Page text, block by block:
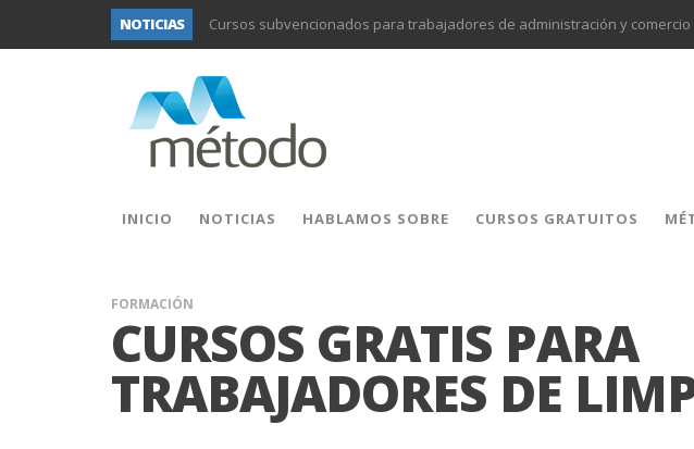
NOTICIAS
PROYECTO DITRAMA- TERCERA REUNIÓN DE PROYECTO.
Formación subvencionada para trabajadores del sector alimentación y
Formación subvencionada para trabajadores y autónomos del sector
Formación subvencionada para diferentes sectores de actividad
Formación subvencionada para trabajadores de los sectores
INICIO NOTICIAS HABLAMOS SOBRE CURSOS GRATUITOS
FORMACIÓN
CURSOS GRATIS PARA
TRABAJADORES DE